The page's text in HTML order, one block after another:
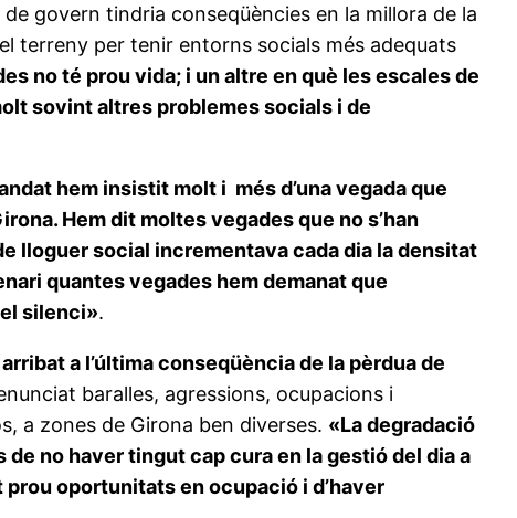
govern tindria conseqüències en la millora de la
terreny per tenir entorns socials més adequats
no té prou vida; i un altre en què les escales de
sovint altres problemes socials i de
hem insistit molt i més d’una vegada que
Hem dit moltes vegades que no s’han
lloguer social incrementava cada dia la densitat
quantes vegades hem demanat que
silenci».
a l’última conseqüència de la pèrdua de
baralles, agressions, ocupacions i
a zones de Girona ben diverses. «La degradació
no haver tingut cap cura en la gestió del dia a
oportunitats en ocupació i d’haver